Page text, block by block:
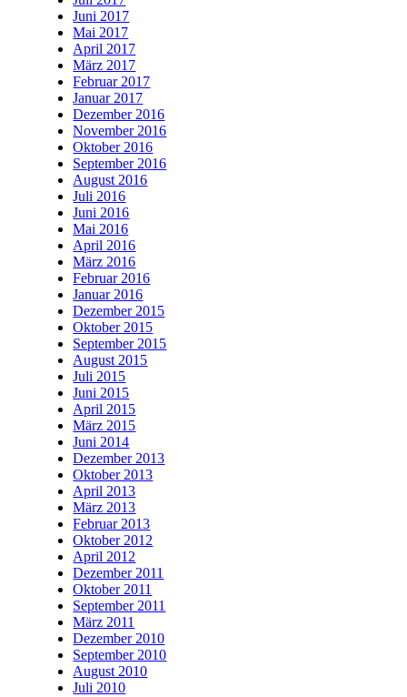
Juni 2017
Mai 2017
April 2017
März 2017
Februar 2017
Januar 2017
Dezember 2016
November 2016
Oktober 2016
September 2016
August 2016
Juli 2016
Juni 2016
Mai 2016
April 2016
März 2016
Februar 2016
Januar 2016
Dezember 2015
Oktober 2015
September 2015
August 2015
Juli 2015
Juni 2015
April 2015
März 2015
Juni 2014
Dezember 2013
Oktober 2013
April 2013
März 2013
Februar 2013
Oktober 2012
April 2012
Dezember 2011
Oktober 2011
September 2011
März 2011
Dezember 2010
September 2010
August 2010
Juli 2010